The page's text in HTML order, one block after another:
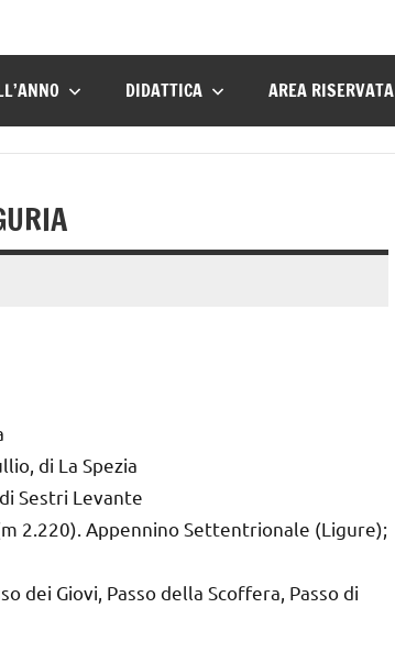
DIDATTICA AREA RISERVATA
di La Spezia
Sestri Levante
2.220). Appennino Settentrionale (Ligure);
dei Giovi, Passo della Scoffera, Passo di